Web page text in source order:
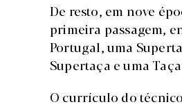
De resto, em nove
primeira passagem,
Portugal, uma
Supertaça e uma
O currículo do